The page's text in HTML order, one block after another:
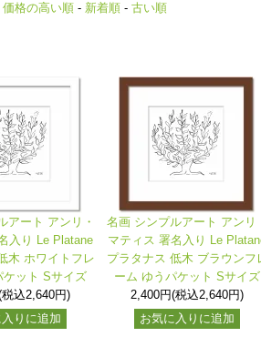
価格の高い順 - 新着順 - 古い順
アート アンリ・
入り Le Platane
木 ホワイトフレ
ケット Sサイズ
込2,640円)
りに追加
名画 シンプルアート アンリ
マティス 署名入り Le
プラタナス 低木 ブラウンフ
ーム ゆうパケット Sサイズ
2,400円(税込2,640円)
お気に入りに追加